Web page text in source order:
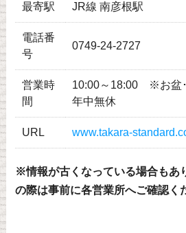
最寄駅 JR線 南彦根駅
電話番
号
0749-24-2727
営業時
間
10:00～18:00 ※お盆･
年中無休
URL www.takara-
※情報が古くなっている場合もあ
の際は事前に各営業所へご確認く